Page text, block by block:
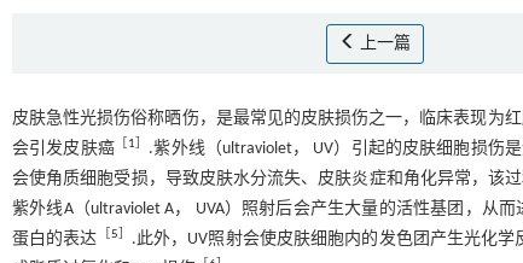
上一篇
皮肤急性光损伤俗称晒伤，是最常见的皮肤损伤之一，临床表现为
会引发皮肤癌［ 1 .紫外线（ultraviolet， UV）引起的皮肤细胞损伤
会使角质细胞受损，导致皮肤水分流失、皮肤炎症和角化异常，该
紫外线A（ultraviolet A， UVA）照射后会产生大量的活性基团，从
蛋白的表达
5
.此外，UV照射会使皮肤细胞内的发色团产生光化学